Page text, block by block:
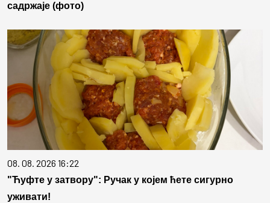
садржаје (фото)
08. 08. 2026 16:22
"Ћуфте у затвору": Ручак у којем ћете сигурно
уживати!